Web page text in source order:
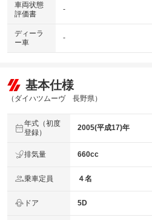
車両状態
評価書
-
ディーラ
ー車
-
基本仕様
（ダイハツムーヴ 長野県）
年式（初度
登録）
2005(平成17)年
排気量 660cc
乗車定員 ４名
ドア 5D